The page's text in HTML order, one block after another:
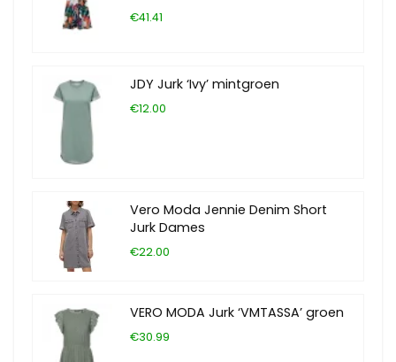
€41.41
JDY Jurk ‘Ivy’ mintgroen
€12.00
Vero Moda Jennie Denim Short
Jurk Dames
€22.00
VERO MODA Jurk ‘VMTASSA’ groen
€30.99